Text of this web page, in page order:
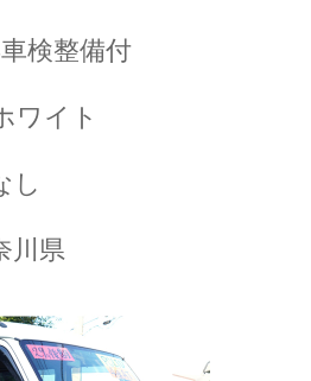
検整備付
ワイト
し
川県